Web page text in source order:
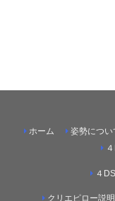
ホーム 姿勢につい
４
クリエピロー説